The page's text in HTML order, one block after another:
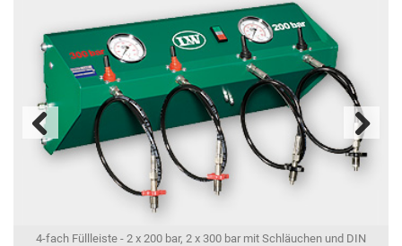
4-fach Füllleiste - 2 x 200 bar, 2 x 300 bar mit Schläuchen und DIN
Previous Next